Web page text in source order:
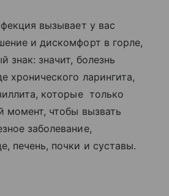
вызывает у вас
и дискомфорт в горле,
знак: значит, болезнь
хронического ларингита,
которые только
чтобы вызвать
заболевание,
печень, почки и суставы.